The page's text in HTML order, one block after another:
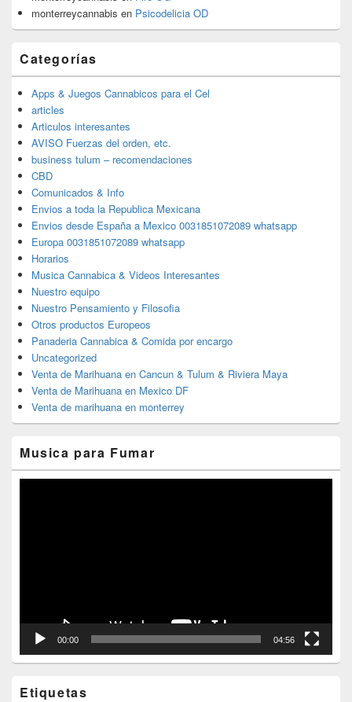
monterreycannabis en Psicodelicia OD
Categorías
Apps & Juegos Cannabicos para el Cel
articles
Articulos interesantes
AVISO Fuerzas del orden, etc.
business tulum – recomendaciones
CBD
Comunicados & Info
Envios a toda la Republica Mexicana
Envios desde España a Mexico 0031851072089 whatsapp
Europa 0031851072089 whatsapp
Horarios
Musica Cannabica & Videos Interesantes
Nuestro equipo
Nuestro Pensamiento y Filosofia
Otros productos Europeos
Panaderia Cannabica & Comida por encargo
Uncategorized
Venta de Marihuana en Cancun & Tulum & Riviera Maya
Venta de Marihuana en Mexico DF
Venta de marihuana en monterrey
Musica para Fumar
00:00 04:56
Etiquetas